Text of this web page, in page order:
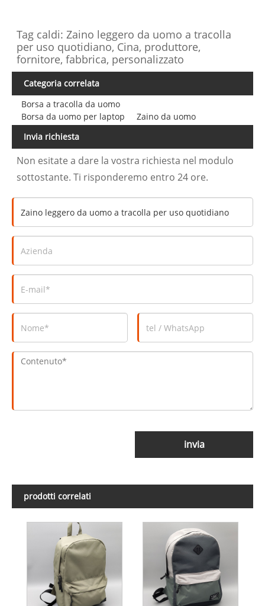
Tag caldi: Zaino leggero da uomo a tracolla
per uso quotidiano, Cina, produttore,
fornitore, fabbrica, personalizzato
Categoria correlata
Borsa a tracolla da uomo
Borsa da uomo per laptop
Zaino da uomo
Invia richiesta
Non esitate a dare la vostra richiesta nel modulo
sottostante. Ti risponderemo entro 24 ore.
invia
prodotti correlati